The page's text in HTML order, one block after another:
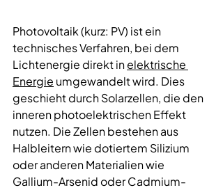
Photovoltaik (kurz: PV) ist ein
technisches Verfahren, bei dem
Lichtenergie direkt in elektrische
Energie umgewandelt wird. Dies
geschieht durch Solarzellen, die den
inneren photoelektrischen Effekt
nutzen. Die Zellen bestehen aus
Halbleitern wie dotiertem Silizium
oder anderen Materialien wie
Gallium-Arsenid oder Cadmium-